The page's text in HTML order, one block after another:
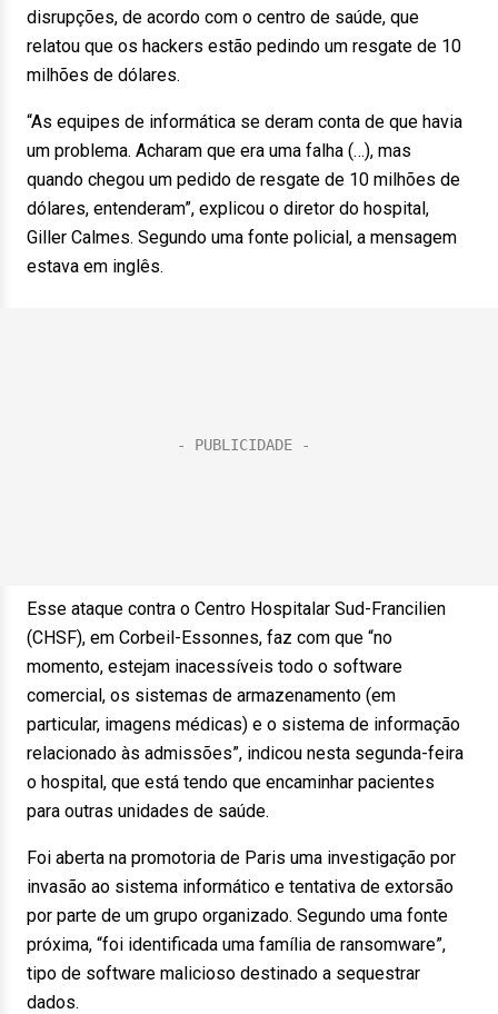
disrupções, de acordo com o centro de saúde, que
relatou que os hackers estão pedindo um resgate de 10
milhões de dólares.
“As equipes de informática se deram conta de que havia
um problema. Acharam que era uma falha (…), mas
quando chegou um pedido de resgate de 10 milhões de
dólares, entenderam”, explicou o diretor do hospital,
Giller Calmes. Segundo uma fonte policial, a mensagem
estava em inglês.
Esse ataque contra o Centro Hospitalar Sud-Francilien
(CHSF), em Corbeil-Essonnes, faz com que “no
momento, estejam inacessíveis todo o software
comercial, os sistemas de armazenamento (em
particular, imagens médicas) e o sistema de informação
relacionado às admissões”, indicou nesta segunda-feira
o hospital, que está tendo que encaminhar pacientes
para outras unidades de saúde.
Foi aberta na promotoria de Paris uma investigação por
invasão ao sistema informático e tentativa de extorsão
por parte de um grupo organizado. Segundo uma fonte
próxima, “foi identificada uma família de ransomware”,
tipo de software malicioso destinado a sequestrar
dados.